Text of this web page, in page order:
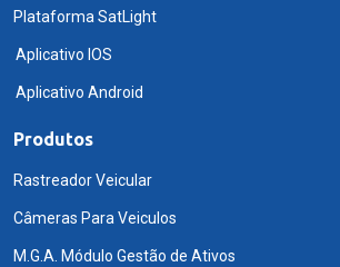
Plataforma SatLight
Aplicativo IOS
Aplicativo Android
Produtos
Rastreador Veicular
Câmeras Para Veiculos
M.G.A. Módulo Gestão de Ativos